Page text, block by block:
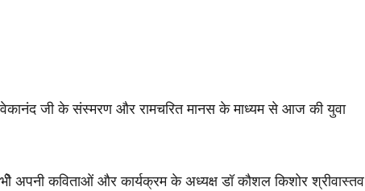
जी के संस्मरण और रामचरित मानस के माध्यम से आज की युवा
अपनी कविताओं और कार्यक्रम के अध्यक्ष डॉ कौशल किशोर श्रीवास्तव